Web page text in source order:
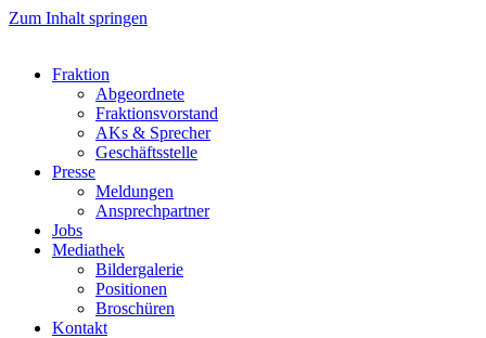
Zum Inhalt springen
Fraktion
Abgeordnete
Fraktions­vorstand
AKs & Sprecher
Geschäftsstelle
Presse
Meldungen
Ansprechpartner
Jobs
Mediathek
Bildergalerie
Positionen
Broschüren
Kontakt